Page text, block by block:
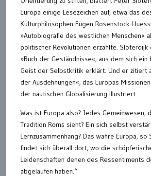
Europa einige Lesezeichen auf, etwa das
Kulturphilosophen Eugen Rosenstock-
»Autobiografie des westlichen Menschen«
politischer Revolutionen erzählte. Sloterdijk
»Buch der Geständnisse«, aus dem sich ein
Geist der Selbstkritik erklärt. Und er zitiert
der Ausdehnungen«, das Europas
der nautischen Globalisierung illustriert.
Was ist Europa also? Jedes Gemeinwesen,
Tradition Roms sieht? Ein sich selbst
Lernzusammenhang? Das wahre Europa, so
findet sich überall dort, wo die
Leidenschaften denen des Ressentiments
abgelaufen haben.“